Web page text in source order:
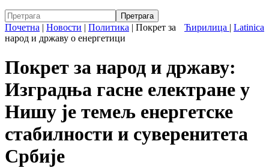
Ћирилица | Latinica
Почетна | Новости | Политика | Покрет за
народ и државу о енергетици
Покрет за народ и државу:
Изградња гасне електране у
Нишу је темељ енергетске
стабилности и суверенитета
Србије